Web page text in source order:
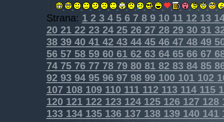
Strana: 12345678910111213
202122232425262728293031
383940414243444546474849
565758596061626364656667
747576777879808182838485
9293949596979899100101102
107108109110111112113114115
120121122123124125126127 128
133134135136137138139140 141